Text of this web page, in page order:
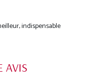
indispensable
AVIS